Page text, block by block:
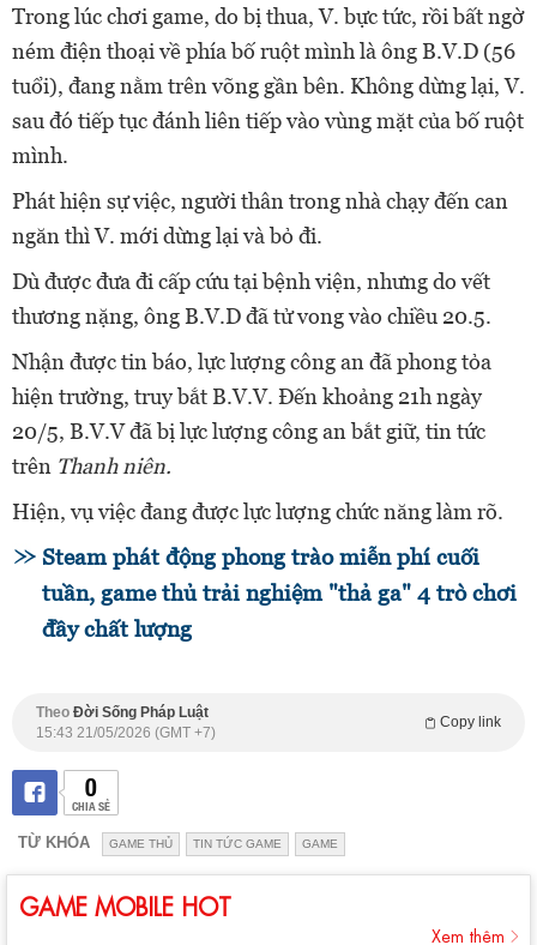
Trong lúc chơi game, do bị thua, V. bực tức, rồi bất ngờ
ném điện thoại về phía bố ruột mình là ông B.V.D (56
tuổi), đang nằm trên võng gần bên. Không dừng lại, V.
sau đó tiếp tục đánh liên tiếp vào vùng mặt của bố ruột
mình.
Phát hiện sự việc, người thân trong nhà chạy đến can
ngăn thì V. mới dừng lại và bỏ đi.
Dù được đưa đi cấp cứu tại bệnh viện, nhưng do vết
thương nặng, ông B.V.D đã tử vong vào chiều 20.5.
Nhận được tin báo, lực lượng công an đã phong tỏa
hiện trường, truy bắt B.V.V. Đến khoảng 21h ngày
20/5, B.V.V đã bị lực lượng công an bắt giữ, tin tức
trên Thanh niên.
Hiện, vụ việc đang được lực lượng chức năng làm rõ.
Steam phát động phong trào miễn phí cuối
tuần, game thủ trải nghiệm "thả ga" 4 trò chơi
đầy chất lượng
Theo Đời Sống Pháp Luật
Copy link
15:43 21/05/2026 (GMT +7)
0
CHIA SẺ
TỪ KHÓA GAME THỦ TIN TỨC GAME GAME
GAME MOBILE HOT
Xem thêm